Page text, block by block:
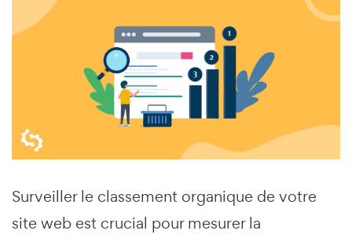
Surveiller le classement organique de votre
site web est crucial pour mesurer la